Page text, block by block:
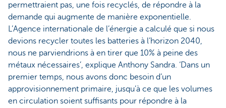
permettraient pas, une fois recyclés, de répondre à la
demande qui augmente de manière exponentielle.
L’Agence internationale de l’énergie a calculé que si nous
devions recycler toutes les batteries à l’horizon 2040,
nous ne parviendrions à en tirer que 10% à peine des
métaux nécessaires’, explique Anthony Sandra. ‘Dans un
premier temps, nous avons donc besoin d’un
approvisionnement primaire, jusqu’à ce que les volumes
en circulation soient suffisants pour répondre à la